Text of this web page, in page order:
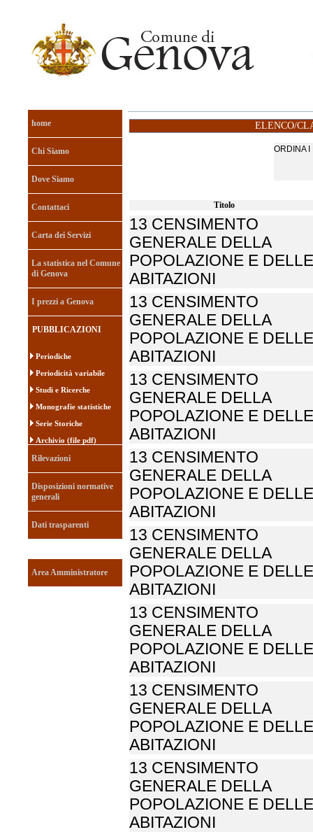
home
Chi Siamo
Dove Siamo
Contattaci
Carta dei Servizi
La statistica nel Comune
di Genova
I prezzi a Genova
PUBBLICAZIONI
Periodiche
Periodicità variabile
Studi e Ricerche
Monografie statistiche
Serie Storiche
Archivio (file pdf)
Rilevazioni
Disposizioni normative
generali
Dati trasparenti
Area Amministratore
ELENCO/
Titolo
13 CENSIMENTO
GENERALE DELLA
POPOLAZIONE E DELLE
ABITAZIONI
13 CENSIMENTO
GENERALE DELLA
POPOLAZIONE E DELLE
ABITAZIONI
13 CENSIMENTO
GENERALE DELLA
POPOLAZIONE E DELLE
ABITAZIONI
13 CENSIMENTO
GENERALE DELLA
POPOLAZIONE E DELLE
ABITAZIONI
13 CENSIMENTO
GENERALE DELLA
POPOLAZIONE E DELLE
ABITAZIONI
13 CENSIMENTO
GENERALE DELLA
POPOLAZIONE E DELLE
ABITAZIONI
13 CENSIMENTO
GENERALE DELLA
POPOLAZIONE E DELLE
ABITAZIONI
13 CENSIMENTO
GENERALE DELLA
POPOLAZIONE E DELLE
ABITAZIONI